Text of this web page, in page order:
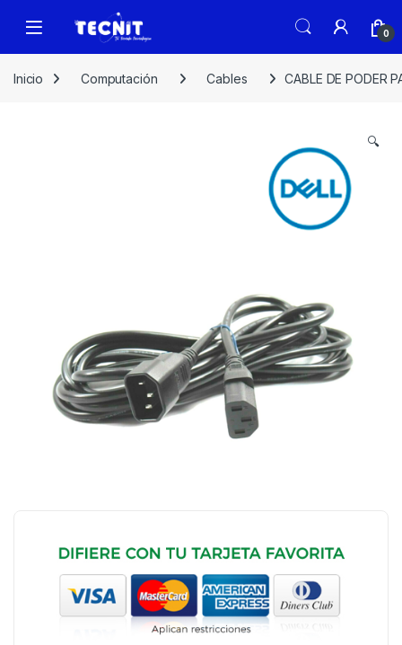
0
Inicio Computación Cables CABLE DE PODER
🔍